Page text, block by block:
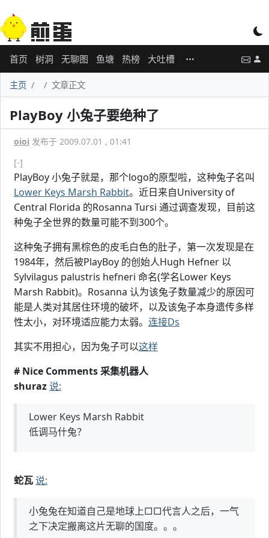
首页 树洞 无聊图 鱼塘 热榜 大吐槽
主页 文章正文
PlayBoy 小兔子要绝种了
oioi 发布于 2009.07.01 , 01:41
[-]
PlayBoy 小兔子就是，那个logo的原型啦，这种兔子名叫
Lower Keys Marsh Rabbit。近日来自University of
Central Florida 的Rosanna Tursi 通过调查发现，目前这
种兔子全世界的数量可能不到300个。
这种兔子拥有黑棕色的皮毛白色的肚子，第一次发现是在
1984年，然后被PlayBoy 的创始人Hugh Hefner 以
Sylvilagus palustris hefneri 命名(学名Lower Keys
Marsh Rabbit)。Rosanna 认为该兔子数量减少的原因可
能是人类对其居住环境的破坏，以及该兔子本身遗传多样
性太小，对环境适应能力太弱。 连接Ds
其实不用担心，因为兔子可以这样
# Nice Comments 采集机器人
shuraz说:
Lower Keys Marsh Rabbit
低调马什兔？
蛇瓦说:
小兔兔在知道自己是地球上□□代言人之后，一气
之下决定搬离这片无聊的国度。。。